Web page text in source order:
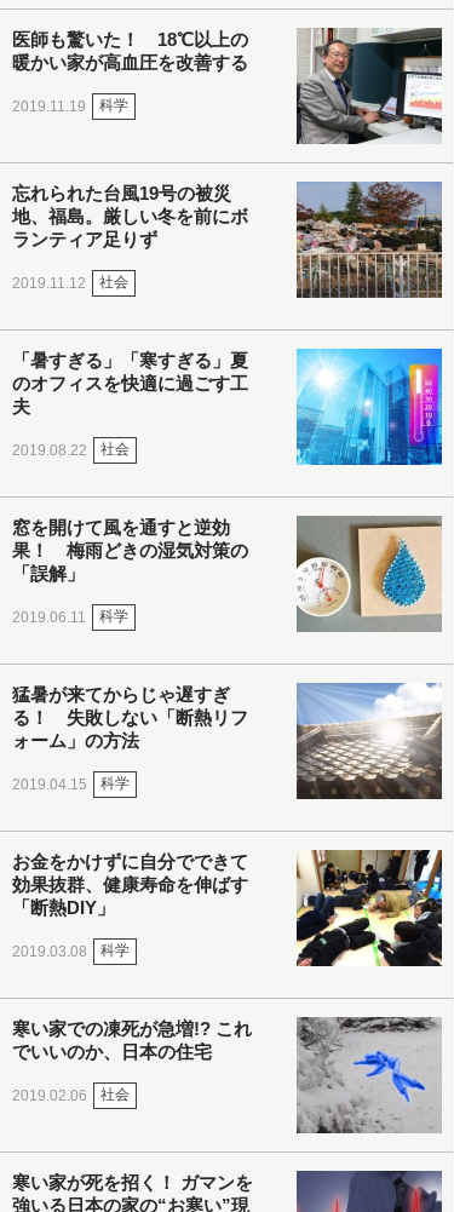
医師も驚いた！ 18℃以上の
暖かい家が高血圧を改善する
2019.11.19 科学
忘れられた台風19号の被災
地、福島。厳しい冬を前にボ
ランティア足りず
2019.11.12 社会
「暑すぎる」「寒すぎる」夏
のオフィスを快適に過ごす工
夫
2019.08.22 社会
窓を開けて風を通すと逆効
果！ 梅雨どきの湿気対策の
「誤解」
2019.06.11 科学
猛暑が来てからじゃ遅すぎ
る！ 失敗しない「断熱リフ
ォーム」の方法
2019.04.15 科学
お金をかけずに自分でできて
効果抜群、健康寿命を伸ばす
「断熱DIY」
2019.03.08 科学
寒い家での凍死が急増!? これ
でいいのか、日本の住宅
2019.02.06 社会
寒い家が死を招く！ ガマンを
強いる日本の家の“お寒い”現